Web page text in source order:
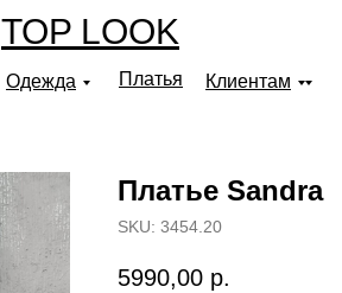
Платья
Одежда Клиентам
TOP LOOK
Платье Sandra
SKU: 3454.20
5990,00 р.